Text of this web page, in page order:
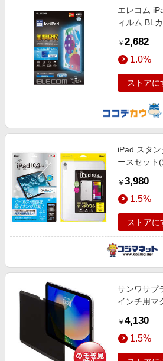
インテリア・寝具
ペット・花・DIY・車
旅行・レジャー・ホテル予約
生活・お役立ち
金融・マネー・保険
旅行特集
わくわく夏特集
とことん買い物チャレンジ
Apple公式サイト×楽天カード分割払い
Qoo10メガポ
Samsung ボーナスキャンペーン
週末の高還元 夏の長期版
エレコム
ィルム BL
￥ 2,682
1.0%
ストアに
iPad スタ
ースセット(
TBCIP22
￥ 3,980
1.5%
ストアに
サンワサプ
インチ用マ
￥ 4,130
1.5%